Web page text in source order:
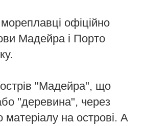
офіційно
Мадейра і Порто
"Мадейра", що
"деревина", через
матеріалу на острові. А